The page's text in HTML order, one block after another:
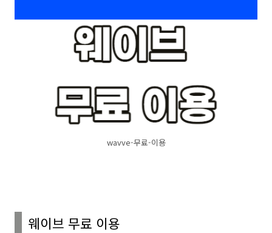
wavve-무료-이용
웨이브 무료 이용